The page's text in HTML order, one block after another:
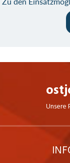
Unsere